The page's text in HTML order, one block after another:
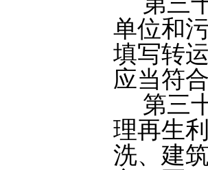
单位和
填写转
应当符
第三
理再生
洗、建